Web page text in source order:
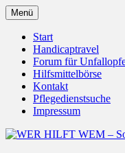
Zum
Inhalt
springen
WER
Menü
Start
Handicaptravel
Forum für
Hilfsmittelbörse
Kontakt
Pflegedienstsuche
Impressum